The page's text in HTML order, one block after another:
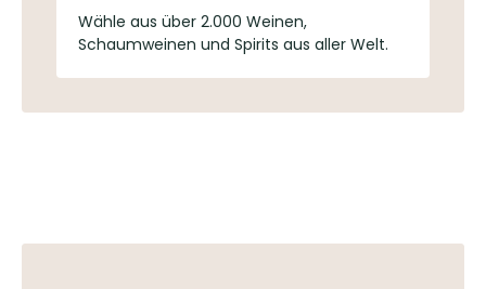
Wähle aus über 2.000 Weinen,
Schaumweinen und Spirits aus aller Welt.